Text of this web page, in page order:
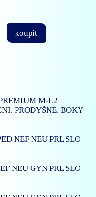
koupit
M-L2
PRODYŠNÉ. BOKY
NEFNEUPRL SLO
NEUGYNPRL SLO